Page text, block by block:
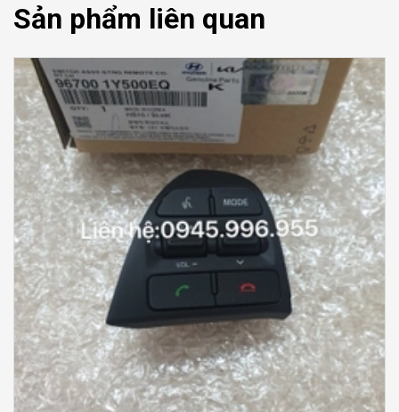
Sản phẩm liên quan